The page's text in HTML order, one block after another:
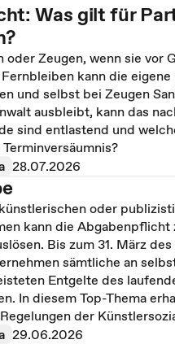
Was gilt für
Zeugen, wenn sie vor
kann die
und selbst bei Zeugen
ausbleibt, kann das
sind entlastend und
28.07.2026
oder
kann die Abgabenpflicht
Bis zum 31. März
sämtliche an
Entgelte des
In diesem Top-Thema
der
29.06.2026